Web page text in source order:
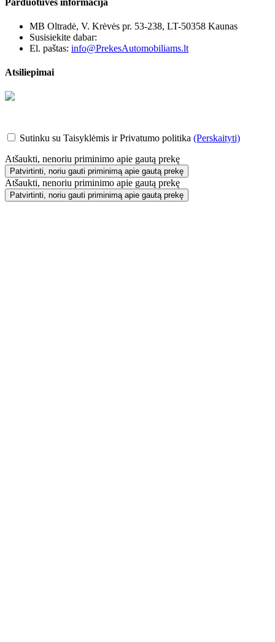
MB Oltradė, V. Krėvės pr. 53-238, LT-50358 Kaunas
Susisiekite dabar:
El. paštas: info@PrekesAutomobiliams.lt
Atsiliepimai
Sutinku su Taisyklėmis ir Privatumo politika (Perskaityti)
Atšaukti, nenoriu priminimo apie gautą prekę
Patvirtinti, noriu gauti priminimą apie gautą prekę
Atšaukti, nenoriu priminimo apie gautą prekę
Patvirtinti, noriu gauti priminimą apie gautą prekę